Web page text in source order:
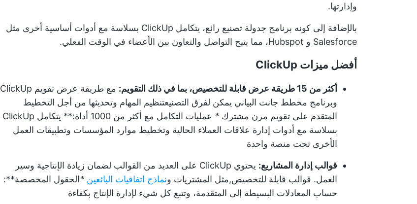
وإدارتها.
بالإضافة إلى كونه برنامج جدولة تصنيع رائع، يتكامل ClickUp بسلاسة مع أدوات أساسية أخرى مثل
Salesforce و Hubspot، مما يتيح التواصل والتعاون بين الأعضاء في الوقت الفعلي.
أفضل ميزات ClickUp
أكثر من 15 طريقة عرض قابلة للتخصيص، بما في ذلك التقويم:
مع طريقة عرض تقويم ClickUp
وبرنامج مخطط جانت البياني يمكن لفرق التصنيعتنظيم المهام وتحديثها من أجل التخطيط
المتقدم على تقويم مرن مشترك *
عمليات التكامل مع أكثر من 1000 أداة:** يتكامل ClickUp
بسلاسة مع أدوات إدارة علاقات العملاء الحالية وتخطيط موارد المؤسسات وتطبيقات العمل
الأخرى تحت منصة واحدة
قوالب إدارة المشاريع:
يحتوي ClickUp على العديد من القوالب لضمان زيادة الإنتاجية وسير
العمل. قوالب قابلة للتخصيص,مثل المشتريات ونماذج اتفاقيات البائعين *الحقول المخصصة**:
حساب المعادلات البسيطة إلى المتقدمة، وتتبع كل شيء لإدارة الإنتاج بكفاءة